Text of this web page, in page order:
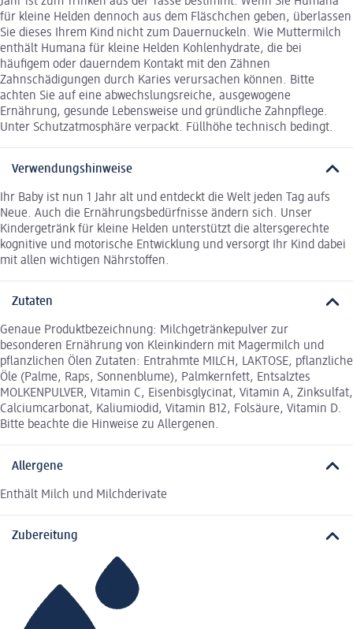
für kleine Helden dennoch aus dem Fläschchen geben, überlassen
Sie dieses Ihrem Kind nicht zum Dauernuckeln. Wie Muttermilch
enthält Humana für kleine Helden Kohlenhydrate, die bei
häufigem oder dauerndem Kontakt mit den Zähnen
Zahnschädigungen durch Karies verursachen können. Bitte
achten Sie auf eine abwechslungsreiche, ausgewogene
Ernährung, gesunde Lebensweise und gründliche Zahnpflege.
Unter Schutzatmosphäre verpackt. Füllhöhe technisch bedingt.
Verwendungshinweise
Ihr Baby ist nun 1 Jahr alt und entdeckt die Welt jeden Tag aufs
Neue. Auch die Ernährungsbedürfnisse ändern sich. Unser
Kindergetränk für kleine Helden unterstützt die altersgerechte
kognitive und motorische Entwicklung und versorgt Ihr Kind dabei
mit allen wichtigen Nährstoffen.
Zutaten
Genaue Produktbezeichnung: Milchgetränkepulver zur
besonderen Ernährung von Kleinkindern mit Magermilch und
pflanzlichen Ölen Zutaten: Entrahmte MILCH, LAKTOSE, pflanzliche
Öle (Palme, Raps, Sonnenblume), Palmkernfett, Entsalztes
MOLKENPULVER, Vitamin C, Eisenbisglycinat, Vitamin A, Zinksulfat,
Calciumcarbonat, Kaliumiodid, Vitamin B12, Folsäure, Vitamin D.
Bitte beachte die Hinweise zu Allergenen.
Allergene
Enthält Milch und Milchderivate
Zubereitung